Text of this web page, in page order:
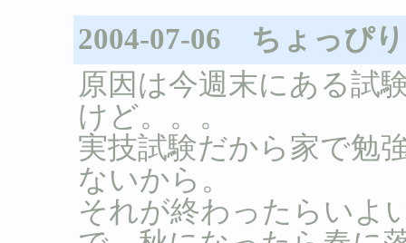
2004-07-06 ちょっぴ
原因は今週末にある試
けど。。。
実技試験だから家で勉
ないから。
それが終わったらいよ